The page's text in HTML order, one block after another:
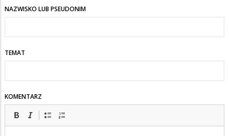
NAZWISKO LUB PSEUDONIM
TEMAT
KOMENTARZ